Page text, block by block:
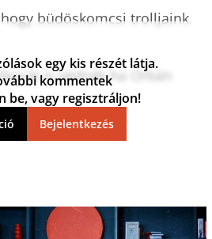
büdöskomcsi trolljaink
is védnék ha Orbán
egy kis részét látja.
kommentek
be, vagy regisztráljon!
Bejelentkezés